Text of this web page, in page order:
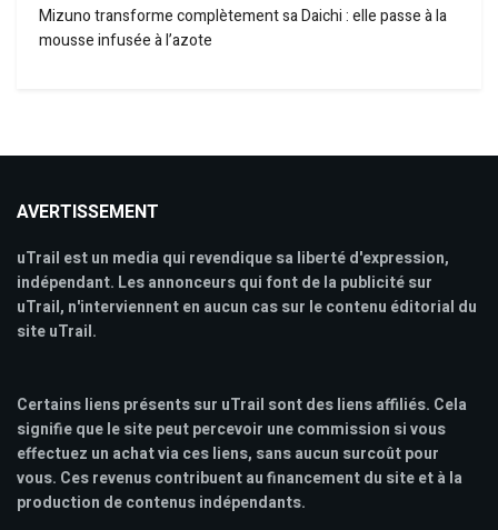
Mizuno transforme complètement sa Daichi : elle passe à la
mousse infusée à l’azote
AVERTISSEMENT
uTrail est un media qui revendique sa liberté d'expression,
indépendant. Les annonceurs qui font de la publicité sur
uTrail, n'interviennent en aucun cas sur le contenu éditorial du
site uTrail.
Certains liens présents sur uTrail sont des liens affiliés. Cela
signifie que le site peut percevoir une commission si vous
effectuez un achat via ces liens, sans aucun surcoût pour
vous. Ces revenus contribuent au financement du site et à la
production de contenus indépendants.